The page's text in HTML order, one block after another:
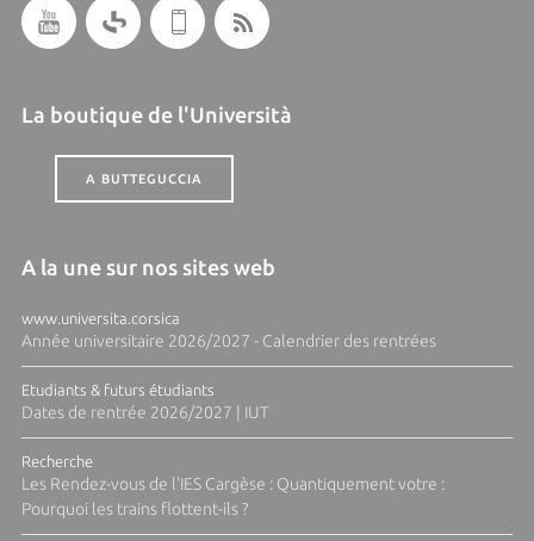
La boutique de l'Università
A BUTTEGUCCIA
A la une sur nos sites web
www.universita.corsica
Année universitaire 2026/2027 - Calendrier des rentrées
Etudiants & futurs étudiants
Dates de rentrée 2026/2027 | IUT
Recherche
Les Rendez-vous de l'IES Cargèse : Quantiquement votre :
Pourquoi les trains flottent-ils ?